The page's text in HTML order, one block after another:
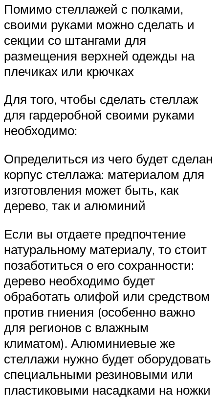
Помимо стеллажей с полками,
своими руками можно сделать и
секции со штангами для
размещения верхней одежды на
плечиках или крючках
Для того, чтобы сделать стеллаж
для гардеробной своими руками
необходимо:
Определиться из чего будет сделан
корпус стеллажа: материалом для
изготовления может быть, как
дерево, так и алюминий
Если вы отдаете предпочтение
натуральному материалу, то стоит
позаботиться о его сохранности:
дерево необходимо будет
обработать олифой или средством
против гниения (особенно важно
для регионов с влажным
климатом). Алюминиевые же
стеллажи нужно будет оборудовать
специальными резиновыми или
пластиковыми насадками на ножки